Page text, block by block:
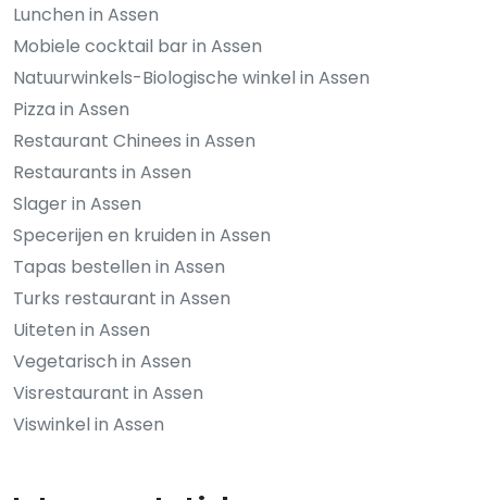
Lunchen in Assen
Mobiele cocktail bar in Assen
Natuurwinkels-Biologische winkel in Assen
Pizza in Assen
Restaurant Chinees in Assen
Restaurants in Assen
Slager in Assen
Specerijen en kruiden in Assen
Tapas bestellen in Assen
Turks restaurant in Assen
Uiteten in Assen
Vegetarisch in Assen
Visrestaurant in Assen
Viswinkel in Assen